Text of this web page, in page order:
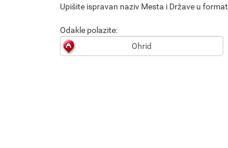
Upišite ispravan naziv Mesta i Države u
Odakle polazite: